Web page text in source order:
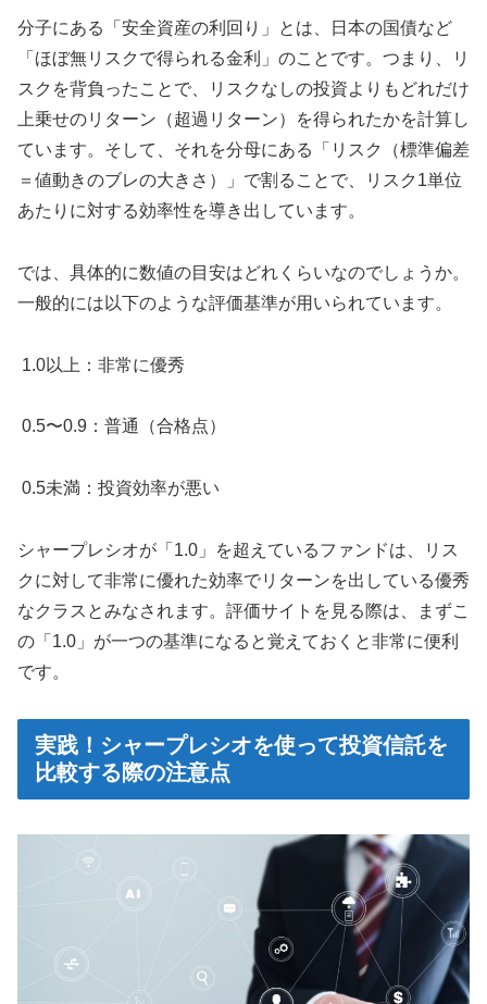
分子にある「安全資産の利回り」とは、日本の国債など
「ほぼ無リスクで得られる金利」のことです。つまり、リ
スクを背負ったことで、リスクなしの投資よりもどれだけ
上乗せのリターン（超過リターン）を得られたかを計算し
ています。そして、それを分母にある「リスク（標準偏差
＝値動きのブレの大きさ）」で割ることで、リスク1単位
あたりに対する効率性を導き出しています。
では、具体的に数値の目安はどれくらいなのでしょうか。
一般的には以下のような評価基準が用いられています。
1.0以上：非常に優秀
0.5〜0.9：普通（合格点）
0.5未満：投資効率が悪い
シャープレシオが「1.0」を超えているファンドは、リス
クに対して非常に優れた効率でリターンを出している優秀
なクラスとみなされます。評価サイトを見る際は、まずこ
の「1.0」が一つの基準になると覚えておくと非常に便利
です。
実践！シャープレシオを使って投資信託を
比較する際の注意点